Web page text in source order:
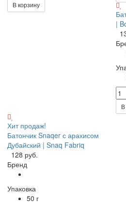
В корзину
|
Хит продаж!
Батончик Snaqer с арахисом
Дубайский | Snaq Fabriq
128 руб.
Бренд
Упаковка
50 г